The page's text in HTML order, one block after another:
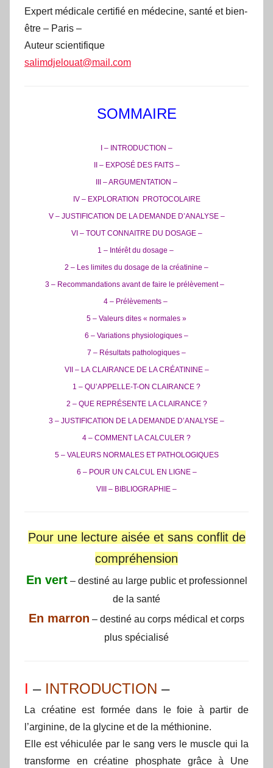
Expert médicale certifié en médecine, santé et bien-
être – Paris –
Auteur scientifique
salimdjelouat@mail.com
SOMMAIRE
I – INTRODUCTION –
II – EXPOSÉ DES FAITS –
III – ARGUMENTATION –
IV – EXPLORATION PROTOCOLAIRE
V – JUSTIFICATION DE LA DEMANDE D’ANALYSE –
VI – TOUT CONNAITRE DU DOSAGE –
1 – Intérêt du dosage –
2 – Les limites du dosage de la créatinine –
3 – Recommandations avant de faire le prélèvement –
4 – Prélèvements –
5 – Valeurs dites « normales »
6 – Variations physiologiques –
7 – Résultats pathologiques –
VII – LA CLAIRANCE DE LA CRÉATININE –
1 – QU’APPELLE-T-ON CLAIRANCE ?
2 – QUE REPRÉSENTE LA CLAIRANCE ?
3 – JUSTIFICATION DE LA DEMANDE D’ANALYSE –
4 – COMMENT LA CALCULER ?
5 – VALEURS NORMALES ET PATHOLOGIQUES
6 – POUR UN CALCUL EN LIGNE –
VIII – BIBLIOGRAPHIE –
Pour une lecture aisée et sans conflit de
compréhension
En vert– destiné au large public et professionnel
de la santé
En marron – destiné au corps médical et corps
plus spécialisé
I – INTRODUCTION –
La créatine est formée dans le foie à partir de
l’arginine, de la glycine et de la méthionine.
Elle est véhiculée par le sang vers le muscle qui la
transforme en créatine phosphate grâce à Une